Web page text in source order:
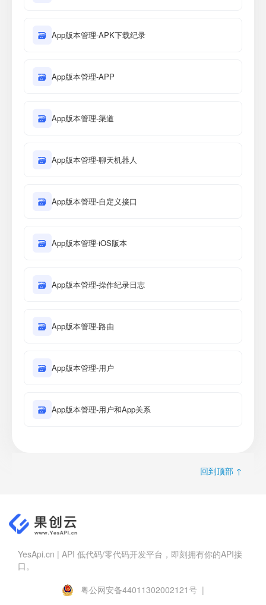
🗃 App版本管理-APK下载纪录
🗃 App版本管理-APP
🗃 App版本管理-渠道
🗃 App版本管理-聊天机器人
🗃 App版本管理-自定义接口
🗃 App版本管理-iOS版本
🗃 App版本管理-操作纪录日志
🗃 App版本管理-路由
🗃 App版本管理-用户
🗃 App版本管理-用户和App关系
回到顶部 ↑
YesApi.cn | API 低代码/零代码开发平台，即刻拥有你的API接
口。
粤公网安备44011302002121号 |